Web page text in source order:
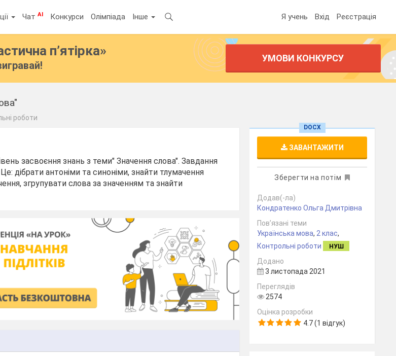
ЧатAI Конкурси Олімпіада Інше Я учень Вхід Реєстрація
п’ятірка» УМОВИ КОНКУРСУ
роботи
засвоєння знань з теми" Значення слова". Завдання
Це: дібрати антоніми та синоніми, знайти тлумачення
згрупувати слова за значенням та знайти
DOCX
ЗАВАНТАЖИТИ
Зберегти на потім
Додав(-ла)
Кондратенко Ольга Дмитрівна
Пов’язані теми
Українська мова, 2 клас,
Контрольні роботи
НУШ
Додано
3 листопада 2021
Переглядів
2574
Оцінка розробки
4.7 (1 відгук)